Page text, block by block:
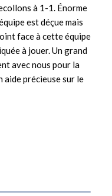
à 1-1. Énorme
est déçue mais
face à cette équipe
à jouer. Un grand
avec nous pour la
aide précieuse sur le